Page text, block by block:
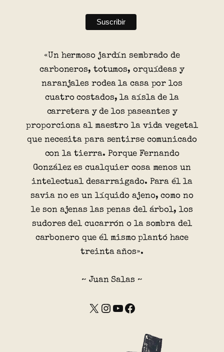
«Un hermoso jardín sembrado de
carboneros, totumos, orquídeas y
naranjales rodea la casa por los
cuatro costados, la aísla de la
carretera y de los paseantes y
proporciona al maestro la vida vegetal
que necesita para sentirse comunicado
con la tierra. Porque Fernando
González es cualquier cosa menos un
intelectual desarraigado. Para él la
savia no es un líquido ajeno, como no
le son ajenas las penas del árbol, los
sudores del cucarrón o la sombra del
carbonero que él mismo plantó hace
treinta años».
~ Juan Salas ~
X Instagram YouTube Facebook